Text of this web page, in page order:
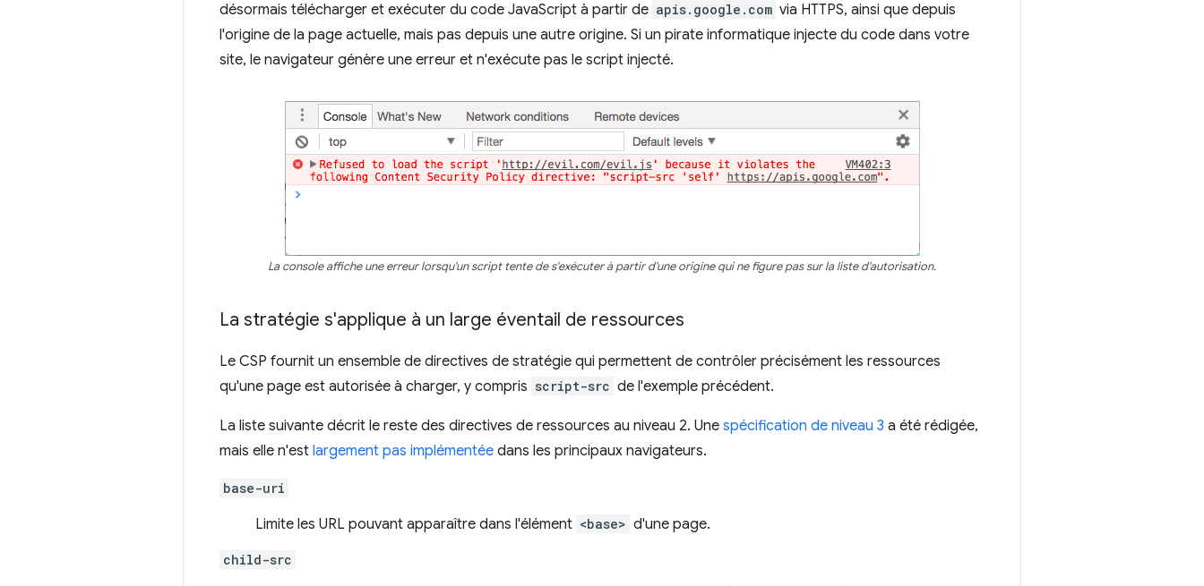
désormais télécharger et exécuter du code JavaScript à partir de apis.google.com via HTTPS, ainsi que depuis
l'origine de la page actuelle, mais pas depuis une autre origine. Si un pirate informatique injecte du code dans votre
site, le navigateur génère une erreur et n'exécute pas le script injecté.
La console affiche une erreur lorsqu'un script tente de s'exécuter à partir d'une origine qui ne figure pas sur la liste d'autorisation.
La stratégie s'applique à un large éventail de ressources
Le CSP fournit un ensemble de directives de stratégie qui permettent de contrôler précisément les ressources
qu'une page est autorisée à charger, y compris script-src de l'exemple précédent.
La liste suivante décrit le reste des directives de ressources au niveau 2. Une spécification de niveau 3 a été rédigée,
mais elle n'est largement pas implémentée dans les principaux navigateurs.
base-uri
Limite les URL pouvant apparaître dans l'élément <base> d'une page.
child-src